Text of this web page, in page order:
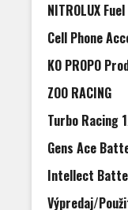
NITROLUX Fuel
Cell Phone
KO PROPO
ZOO RACING
Turbo Racing
Gens Ace
Intellect
Výpredaj/